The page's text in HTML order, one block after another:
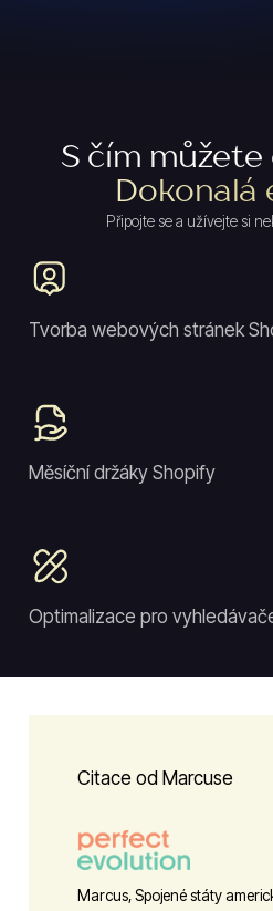
S čím
Dokonalá
Připojte se a užívejte si
Tvorba webových stránek
Měsíční držáky Shopify
Optimalizace pro
Citace od Marcuse
Marcus, Spojené státy